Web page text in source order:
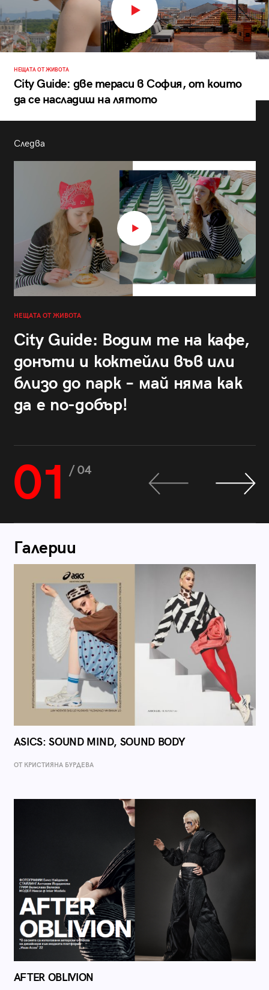
НЕЩАТА ОТ ЖИВОТА
City Guide: две тераси в София, от които
да се насладиш на лятото
Следва
НЕЩАТА ОТ ЖИВОТА
City Guide: Водим те на кафе,
донъти и коктейли във или
близо до парк – май няма как
да е по-добър!
01 / 04
Галерии
ASICS: SOUND MIND, SOUND BODY
ОТ КРИСТИЯНА БУРДЕВА
AFTER OBLIVION